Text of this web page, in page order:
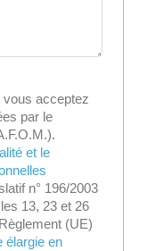
acceptez
par le
et le
n° 196/2003
13, 23 et 26
(UE)
élargie en